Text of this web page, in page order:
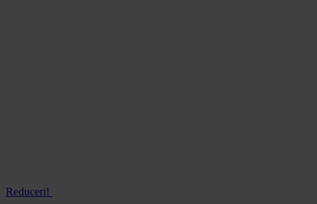
Reduceri!